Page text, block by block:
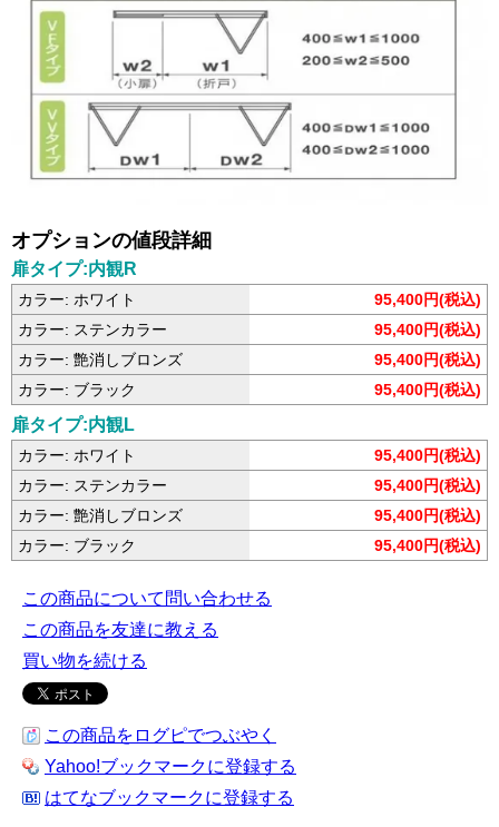
オプションの値段詳細
扉タイプ:内観R
カラー: ホワイト
95,400円(税込)
カラー: ステンカラー
95,400円(税込)
カラー: 艶消しブロンズ
95,400円(税込)
カラー: ブラック
95,400円(税込)
扉タイプ:内観L
カラー: ホワイト
95,400円(税込)
カラー: ステンカラー
95,400円(税込)
カラー: 艶消しブロンズ
95,400円(税込)
カラー: ブラック
95,400円(税込)
この商品について問い合わせる
この商品を友達に教える
買い物を続ける
この商品をログピでつぶやく
Yahoo!ブックマークに登録する
はてなブックマークに登録する